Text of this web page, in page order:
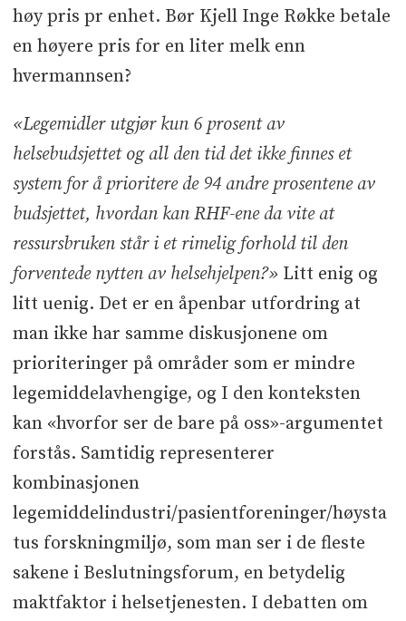
høy pris pr enhet. Bør Kjell Inge Røkke betale
en høyere pris for en liter melk enn
hvermannsen?
«Legemidler utgjør kun 6 prosent av
helsebudsjettet og all den tid det ikke finnes et
system for å prioritere de 94 andre prosentene av
budsjettet, hvordan kan RHF-ene da vite at
ressursbruken står i et rimelig forhold til den
forventede nytten av helsehjelpen?»Litt enig og
litt uenig. Det er en åpenbar utfordring at
man ikke har samme diskusjonene om
prioriteringer på områder som er mindre
legemiddelavhengige, og I den konteksten
kan «hvorfor ser de bare på oss»-argumentet
forstås. Samtidig representerer
kombinasjonen
legemiddelindustri/pasientforeninger/høysta
tus forskningmiljø, som man ser i de fleste
sakene i Beslutningsforum, en betydelig
maktfaktor i helsetjenesten. I debatten om